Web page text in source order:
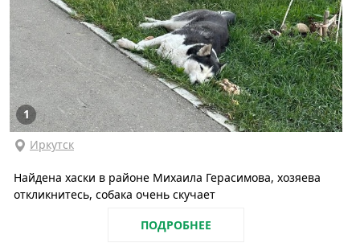
1
Иркутск
Найдена хаски в районе Михаила Герасимова, хозяева
откликнитесь, собака очень скучает
ПОДРОБНЕЕ